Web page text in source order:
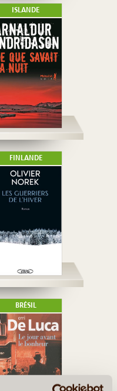
ISLANDE
FINLANDE
BRÉSIL